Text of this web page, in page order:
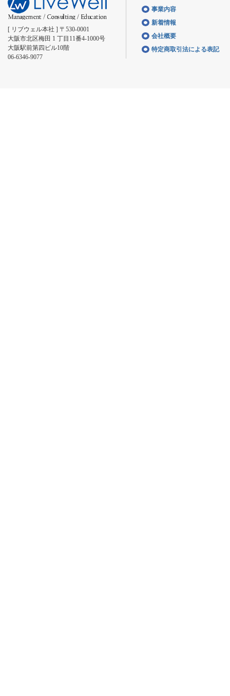
[ リブウェル本社 ] 〒530-0001
大阪市北区梅田 1 丁目11番4-1000号
大阪駅前第四ビル10階
06-6346-9077
事業内容
新着情報
会社概要
特定商取引法による表記